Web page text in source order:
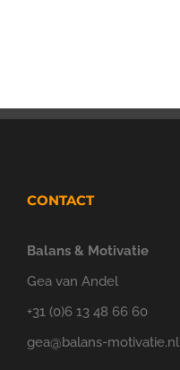
CONTACT
Balans & Motivatie
Gea van Andel
+31 (0)6 13 48 66 60
gea@balans-motivatie.nl